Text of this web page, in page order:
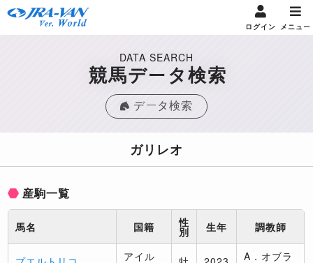
ログイン メニュー
DATA SEARCH
競馬データ検索
データ検索
ガリレオ
産駒一覧
馬名 国籍 性
別 生年 調教師
アイル A．オブラ